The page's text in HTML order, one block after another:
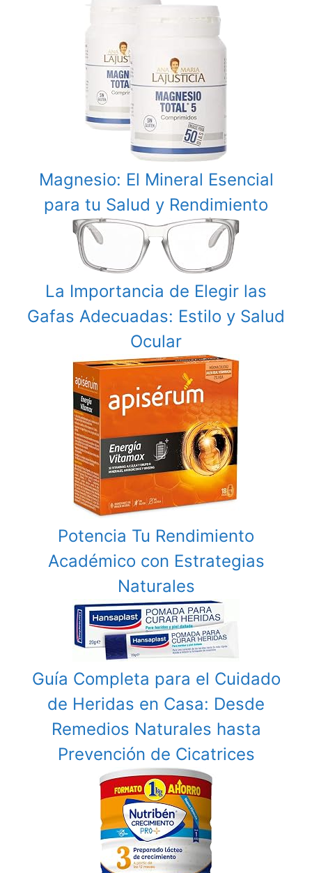
Magnesio: El Mineral Esencial
para tu Salud y Rendimiento
La Importancia de Elegir las
Gafas Adecuadas: Estilo y Salud
Ocular
Potencia Tu Rendimiento
Académico con Estrategias
Naturales
Guía Completa para el Cuidado
de Heridas en Casa: Desde
Remedios Naturales hasta
Prevención de Cicatrices